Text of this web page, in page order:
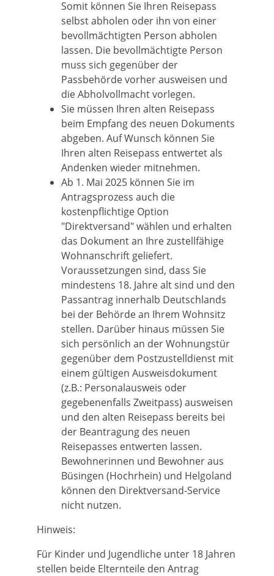
Somit können Sie Ihren Reisepass
selbst abholen oder ihn von einer
bevollmächtigten Person abholen
lassen. Die bevollmächtigte Person
muss sich gegenüber der
Passbehörde vorher ausweisen und
die Abholvollmacht vorlegen.
Sie müssen Ihren alten Reisepass
beim Empfang des neuen Dokuments
abgeben. Auf Wunsch können Sie
Ihren alten Reisepass entwertet als
Andenken wieder mitnehmen.
Ab 1. Mai 2025 können Sie im
Antragsprozess auch die
kostenpflichtige Option
"Direktversand" wählen und erhalten
das Dokument an Ihre zustellfähige
Wohnanschrift geliefert.
Voraussetzungen sind, dass Sie
mindestens 18. Jahre alt sind und den
Passantrag innerhalb Deutschlands
bei der Behörde an Ihrem Wohnsitz
stellen. Darüber hinaus müssen Sie
sich persönlich an der Wohnungstür
gegenüber dem Postzustelldienst mit
einem gültigen Ausweisdokument
(z.B.: Personalausweis oder
gegebenenfalls Zweitpass) ausweisen
und den alten Reisepass bereits bei
der Beantragung des neuen
Reisepasses entwerten lassen.
Bewohnerinnen und Bewohner aus
Büsingen (Hochrhein) und Helgoland
können den Direktversand-Service
nicht nutzen.
Hinweis:
Für Kinder und Jugendliche unter 18 Jahren
stellen beide Elternteile den Antrag